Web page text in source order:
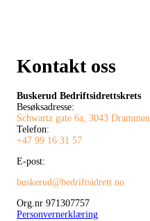
Kontakt oss
Buskerud Bedriftsidrettskrets
Besøksadresse:
Schwartz gate 6a, 3043 Drammen.
Telefon:
+47 99 16 31 57
E-post:
buskerud@bedriftsidrett.no
Org.nr 971307757
Personvernerklæring